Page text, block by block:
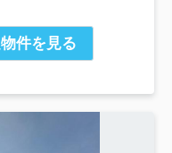
件を見る